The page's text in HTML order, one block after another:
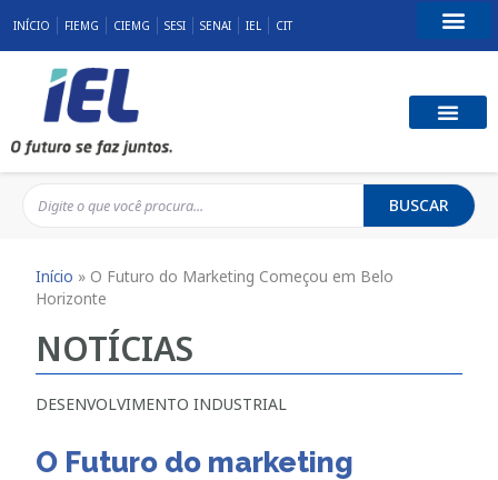
INÍCIO FIEMG CIEMG SESI SENAI IEL CIT
BUSCAR
Início » O Futuro do Marketing Começou em Belo
Horizonte
NOTÍCIAS
DESENVOLVIMENTO INDUSTRIAL
O Futuro do marketing